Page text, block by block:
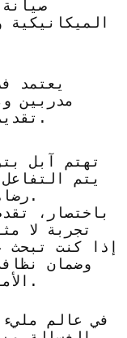
الميكانيكية
يعتمد
مدربين
تقديم خدمات محترفة وجودة عالية.
تهتم آبل
يتم
رضاهم التام عن الخدمة المقدمة.
باختصار،
تجربة لا
إذا كنت تبحث
وضمان
الأمثل الذي يمكنك الاعتماد عليه.
في عالم مليء